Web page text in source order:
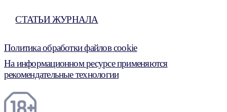
СТАТЬИ ЖУРНАЛА
Политика обработки файлов cookie
На информационном ресурсе применяются
рекомендательные технологии